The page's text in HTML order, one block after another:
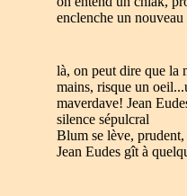
enclenche un
là, on peut dire que la
mains, risque un
maverdave! Jean
silence sépulcral
Blum se lève,
Jean Eudes gît à